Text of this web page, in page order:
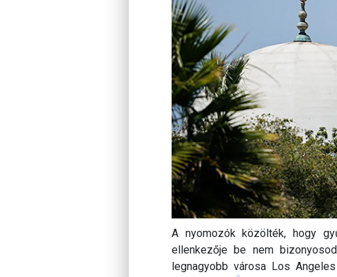
A nyomozók közölték, hogy
ellenkezője be nem
legnagyobb városa Los